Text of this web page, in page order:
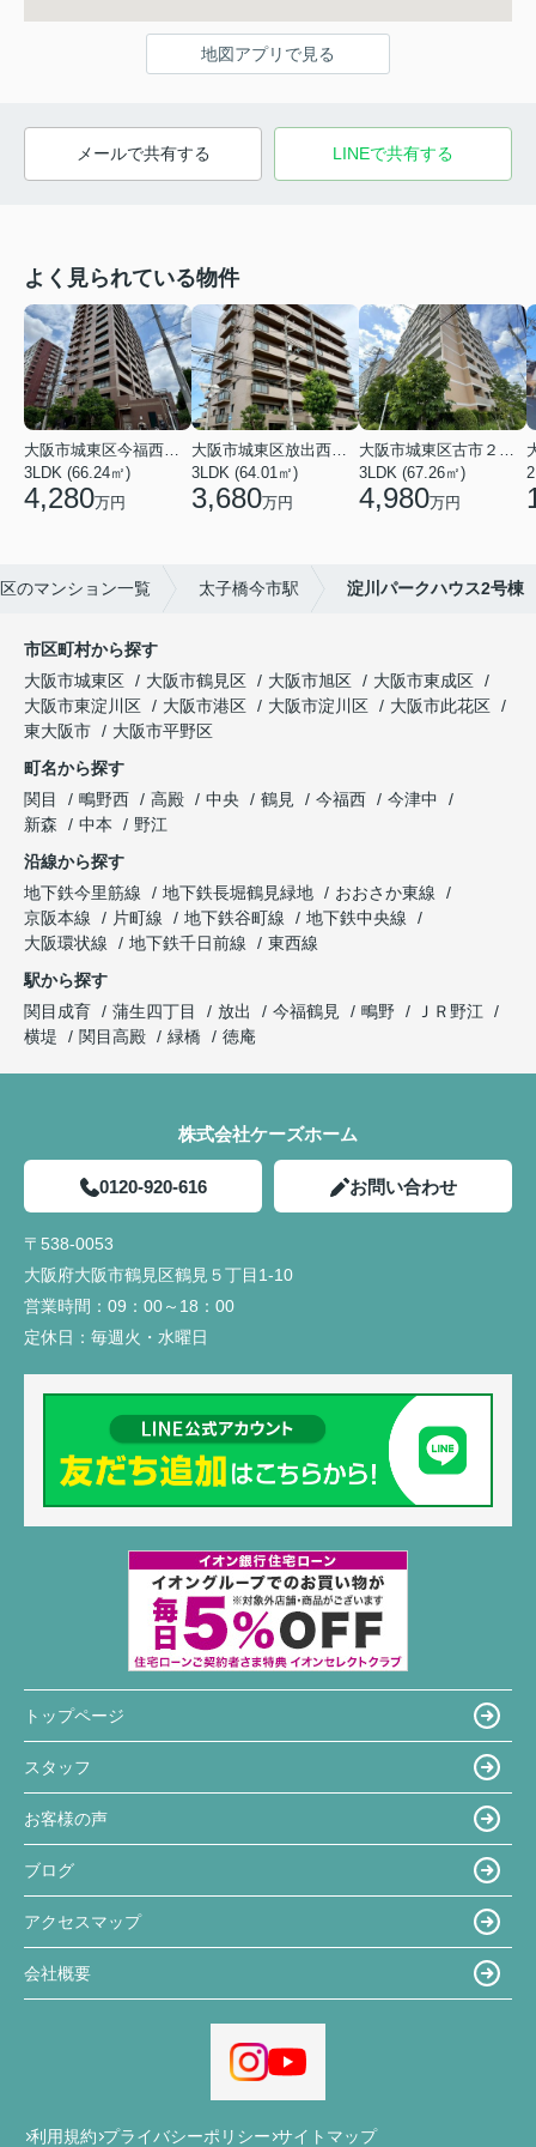
地図アプリで見る
メールで共有する LINEで共有する
よく見られている物件
大阪市城東区今福西６丁目
3LDK (66.24㎡)
4,280万円
大阪市城東区放出西１丁目
3LDK (64.01㎡)
3,680万円
大阪市城東区古市２丁目
3LDK (67.26㎡)
4,980万円
のマンション一覧 太子橋今市駅 淀川パークハウス2号棟
市区町村から探す
大阪市城東区
大阪市鶴見区 大阪市旭区
大阪市東成区
大阪市東淀川区
大阪市港区 大阪市淀川区
大阪市此花区
東大阪市
大阪市平野区
町名から探す
関目
鴫野西 高殿 中央 鶴見 今福西
今津中
新森
中本
野江
沿線から探す
地下鉄今里筋線
地下鉄長堀鶴見緑地
おおさか東線
京阪本線
片町線 地下鉄谷町線
地下鉄中央線
大阪環状線
地下鉄千日前線
東西線
駅から探す
関目成育
蒲生四丁目 放出 今福鶴見 鴫野
ＪＲ野江
横堤
関目高殿 緑橋 徳庵
株式会社ケーズホーム
0120-920-616 お問い合わせ
〒538-0053
大阪府大阪市鶴見区鶴見５丁目1-10
営業時間： 09：00～18：00
定休日： 毎週火・水曜日
トップページ
スタッフ
お客様の声
ブログ
アクセスマップ
会社概要
利用規約 プライバシーポリシー サイトマップ